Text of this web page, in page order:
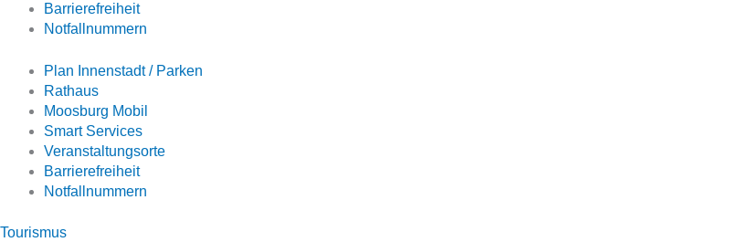
Barrierefreiheit
Notfallnummern
Plan Innenstadt / Parken
Rathaus
Moosburg Mobil
Smart Services
Veranstaltungsorte
Barrierefreiheit
Notfallnummern
Tourismus